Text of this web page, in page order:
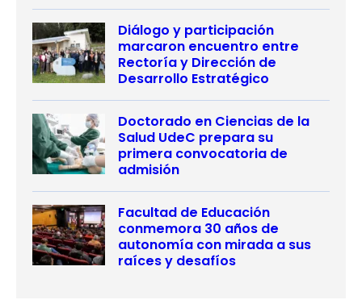
Diálogo y participación
marcaron encuentro entre
Rectoría y Dirección de
Desarrollo Estratégico
Doctorado en Ciencias de la
Salud UdeC prepara su
primera convocatoria de
admisión
Facultad de Educación
conmemora 30 años de
autonomía con mirada a sus
raíces y desafíos